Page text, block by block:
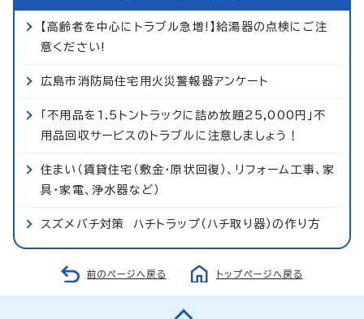
【高齢者を中心にトラブル急増!】給湯器の点検にご注
意ください!
広島市消防局住宅用火災警報器アンケート
「不用品を1.5トントラックに詰め放題25,000円」不
用品回収サービスのトラブルに注意しましょう！
住まい（賃貸住宅（敷金・原状回復）、リフォーム工事、家
具・家電、浄水器など）
スズメバチ対策 ハチトラップ（ハチ取り器）の作り方
前のページへ戻る トップページへ戻る